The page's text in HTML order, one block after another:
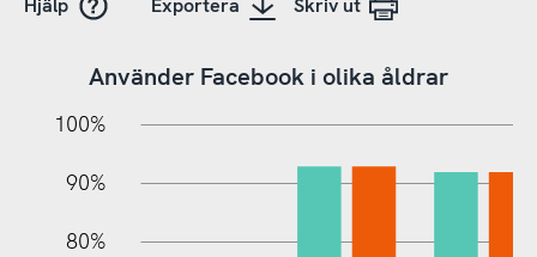
Hjälp Exportera Skriv ut
Använder Facebook i olika åldrar
100%
90%
80%